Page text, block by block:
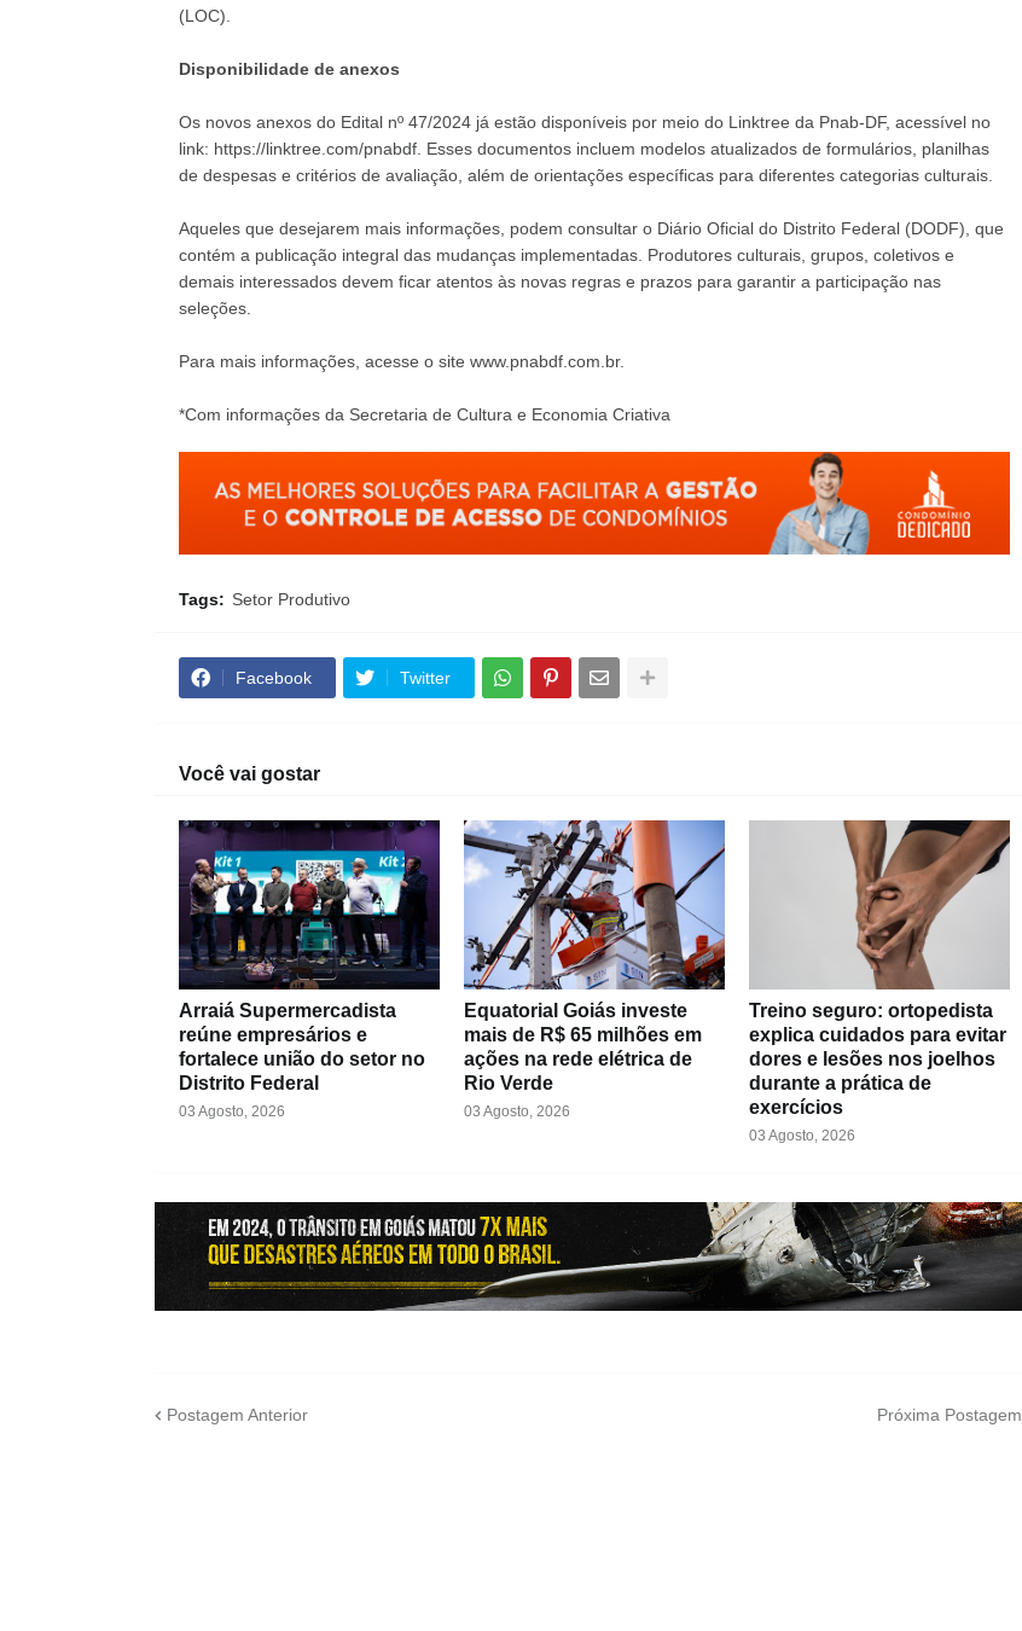
(LOC).
Disponibilidade de anexos
Os novos anexos do Edital nº 47/2024 já estão disponíveis por meio do Linktree da Pnab-DF, acessível no
link: https://linktree.com/pnabdf. Esses documentos incluem modelos atualizados de formulários, planilhas
de despesas e critérios de avaliação, além de orientações específicas para diferentes categorias culturais.
Aqueles que desejarem mais informações, podem consultar o Diário Oficial do Distrito Federal(DODF), que
contém a publicação integral das mudanças implementadas. Produtores culturais, grupos, coletivos e
demais interessados devem ficar atentos às novas regras e prazos para garantir a participação nas
seleções.
Para mais informações, acesse o site www.pnabdf.com.br.
*Com informações da Secretaria de Cultura e Economia Criativa
Tags: Setor Produtivo
Facebook Twitter
Você vai gostar
Arraiá Supermercadista
reúne empresários e
fortalece união do setor no
Distrito Federal
03 Agosto, 2026
Equatorial Goiás investe
mais de R$ 65 milhões em
ações na rede elétrica de
Rio Verde
03 Agosto, 2026
Treino seguro: ortopedista
explica cuidados para evitar
dores e lesões nos joelhos
durante a prática de
exercícios
03 Agosto, 2026
Postagem Anterior Próxima Postagem